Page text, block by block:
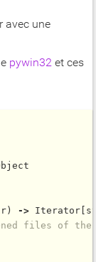
avec une
pywin32 et ces
->
files of